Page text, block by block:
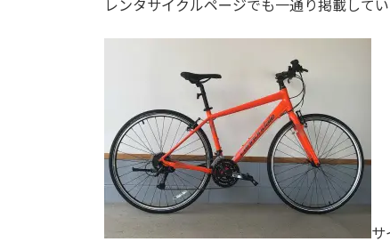
レンタサイクルページでも一通り掲載して
サ